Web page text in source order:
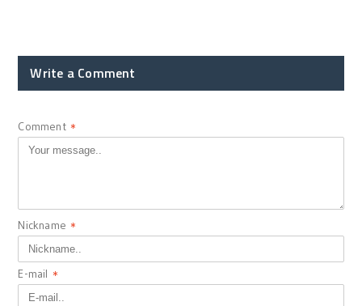
Write a Comment
Comment *
Nickname *
E-mail *